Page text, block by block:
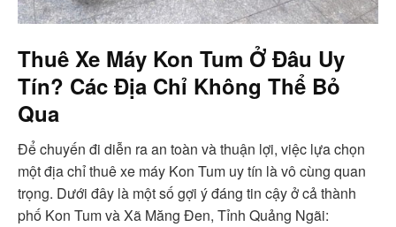
Thuê Xe Máy Kon Tum Ở Đâu Uy
Tín? Các Địa Chỉ Không Thể Bỏ
Qua
Để chuyến đi diễn ra an toàn và thuận lợi, việc lựa chọn
một địa chỉ thuê xe máy Kon Tum uy tín là vô cùng quan
trọng. Dưới đây là một số gợi ý đáng tin cậy ở cả thành
phố Kon Tum và Xã Măng Đen, Tỉnh Quảng Ngãi: